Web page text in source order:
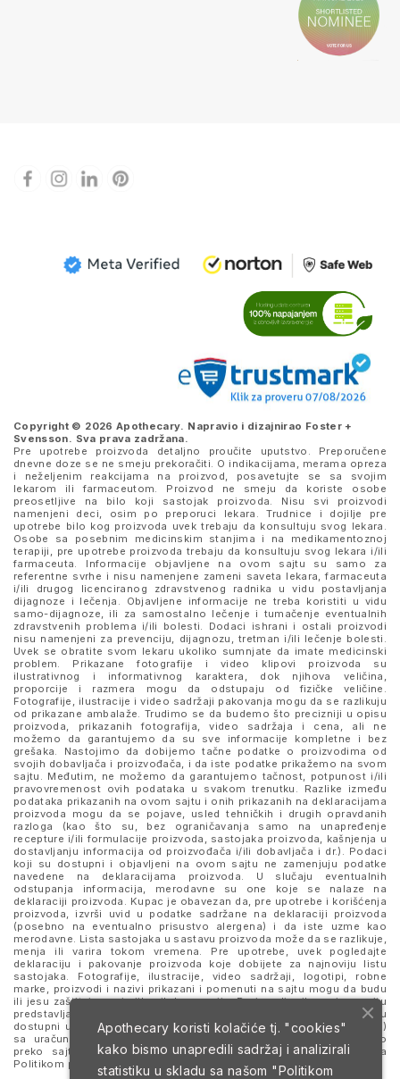
Copyright © 2026 Apothecary. Napravio i dizajnirao Foster +
Svensson. Sva prava zadržana.
Pre upotrebe proizvoda detaljno proučite uputstvo. Preporučene
dnevne doze se ne smeju prekoračiti. O indikacijama, merama opreza
i neželjenim reakcijama na proizvod, posavetujte se sa svojim
lekarom ili farmaceutom. Proizvod ne smeju da koriste osobe
preosetljive na bilo koji sastojak proizvoda. Nisu svi proizvodi
namenjeni deci, osim po preporuci lekara. Trudnice i dojilje pre
upotrebe bilo kog proizvoda uvek trebaju da konsultuju svog lekara.
Osobe sa posebnim medicinskim stanjima i na medikamentoznoj
terapiji, pre upotrebe proizvoda trebaju da konsultuju svog lekara i/ili
farmaceuta. Informacije objavljene na ovom sajtu su samo za
referentne svrhe i nisu namenjene zameni saveta lekara, farmaceuta
i/ili drugog licenciranog zdravstvenog radnika u vidu postavljanja
dijagnoze i lečenja. Objavljene informacije ne treba koristiti u vidu
samo-dijagnoze, ili za samostalno lečenje i tumačenje eventualnih
zdravstvenih problema i/ili bolesti. Dodaci ishrani i ostali proizvodi
nisu namenjeni za prevenciju, dijagnozu, tretman i/ili lečenje bolesti.
Uvek se obratite svom lekaru ukoliko sumnjate da imate medicinski
problem. Prikazane fotografije i video klipovi proizvoda su
ilustrativnog i informativnog karaktera, dok njihova veličina,
proporcije i razmera mogu da odstupaju od fizičke veličine.
Fotografije, ilustracije i video sadržaji pakovanja mogu da se razlikuju
od prikazane ambalaže. Trudimo se da budemo što precizniji u opisu
proizvoda, prikazanih fotografija, video sadržaja i cena, ali ne
možemo da garantujemo da su sve informacije kompletne i bez
grešaka. Nastojimo da dobijemo tačne podatke o proizvodima od
svojih dobavljača i proizvođača, i da iste podatke prikažemo na svom
sajtu. Međutim, ne možemo da garantujemo tačnost, potpunost i/ili
pravovremenost ovih podataka u svakom trenutku. Razlike između
podataka prikazanih na ovom sajtu i onih prikazanih na deklaracijama
proizvoda mogu da se pojave, usled tehničkih i drugih opravdanih
razloga (kao što su, bez ograničavanja samo na unapređenje
recepture i/ili formulacije proizvoda, sastojaka proizvoda, kašnjenja u
dostavljanju informacija od proizvođača i/ili dobavljača i dr.). Podaci
koji su dostupni i objavljeni na ovom sajtu ne zamenjuju podatke
navedene na deklaracijama proizvoda. U slučaju eventualnih
odstupanja informacija, merodavne su one koje se nalaze na
deklaraciji proizvoda. Kupac je obavezan da, pre upotrebe i korišćenja
proizvoda, izvrši uvid u podatke sadržane na deklaraciji proizvoda
(posebno na eventualno prisustvo alergena) i da iste uzme kao
merodavne. Lista sastojaka u sastavu proizvoda može da se razlikuje,
menja ili varira tokom vremena. Pre upotrebe, uvek pogledajte
deklaraciju i pakovanje proizvoda koje dobijete za najnoviju listu
sastojaka. Fotografije, ilustracije, video sadržaji, logotipi, robne
marke, proizvodi i nazivi prikazani i pomenuti na sajtu mogu da budu
ili jesu zaštitni znaci njihovih kompanija. Proizvodi prikazani na sajtu
predstavljaju deo ponude za poručivanje i ne podrazumeva se da su
dostupni u svakom trenutku. Sve cene su izražene u dinarima (RSD)
sa uračunatim PDV-om, dok je poručivanje omogućeno isključivo
preko sajta. Nastavkom i upotrebom ovog sajta slažete se sa
Politikom privatnosti
iUslovima korišćenja i prodaje
Apothecary koristi kolačiće tj. "cookies"
kako bismo unapredili sadržaj i analizirali
statistiku u skladu sa našom "Politikom